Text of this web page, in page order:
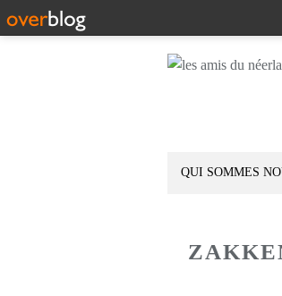
QUI SOMMES